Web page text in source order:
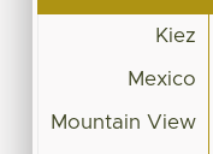
Kiez
Mexico
Mountain View